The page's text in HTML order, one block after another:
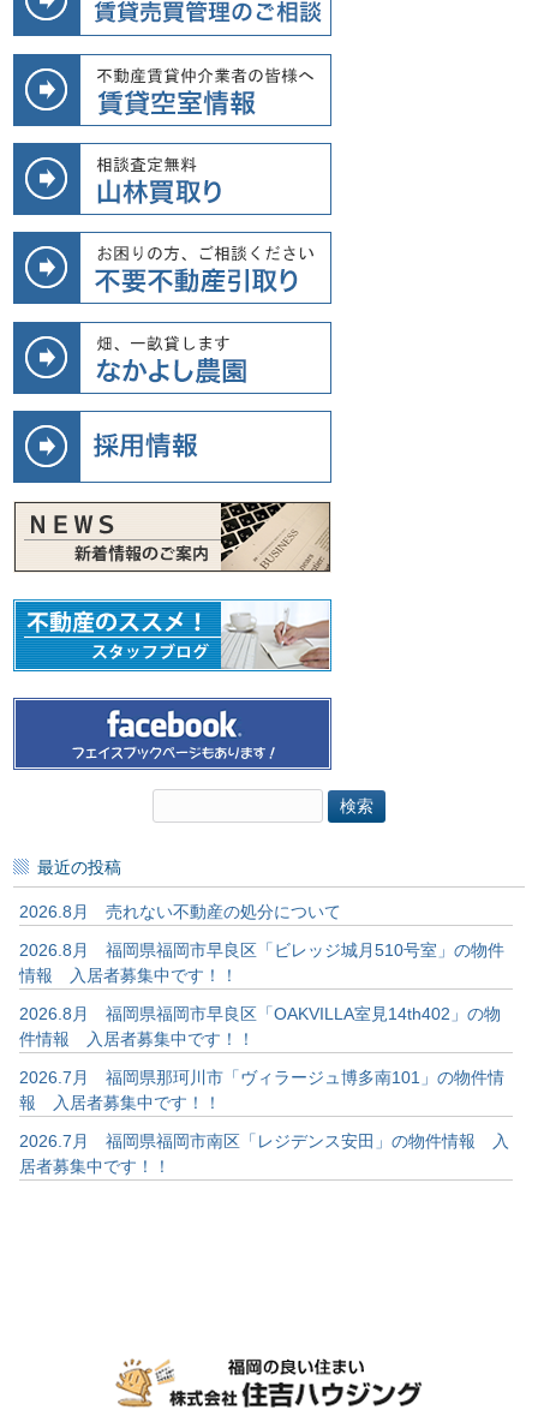
最近の投稿
2026.8月 売れない不動産の処分について
2026.8月 福岡県福岡市早良区「ビレッジ城月510号室」の物件
情報 入居者募集中です！！
2026.8月 福岡県福岡市早良区「OAKVILLA室見14th402」の物
件情報 入居者募集中です！！
2026.7月 福岡県那珂川市「ヴィラージュ博多南101」の物件情
報 入居者募集中です！！
2026.7月 福岡県福岡市南区「レジデンス安田」の物件情報 入
居者募集中です！！